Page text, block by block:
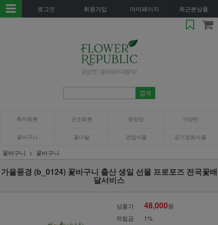
로그인 회원가입 마이페이지 최근본상품
축하화환 근조화환 동양란 서양란
꽃바구니 꽃다발 관엽식물 공기정화식물
꽃바구니 꽃바구니
가을풍경 (b_0124) 꽃바구니 출산 생일 선물 프로포즈 전국꽃배
달서비스
상품가 48,000원
적립금
1%